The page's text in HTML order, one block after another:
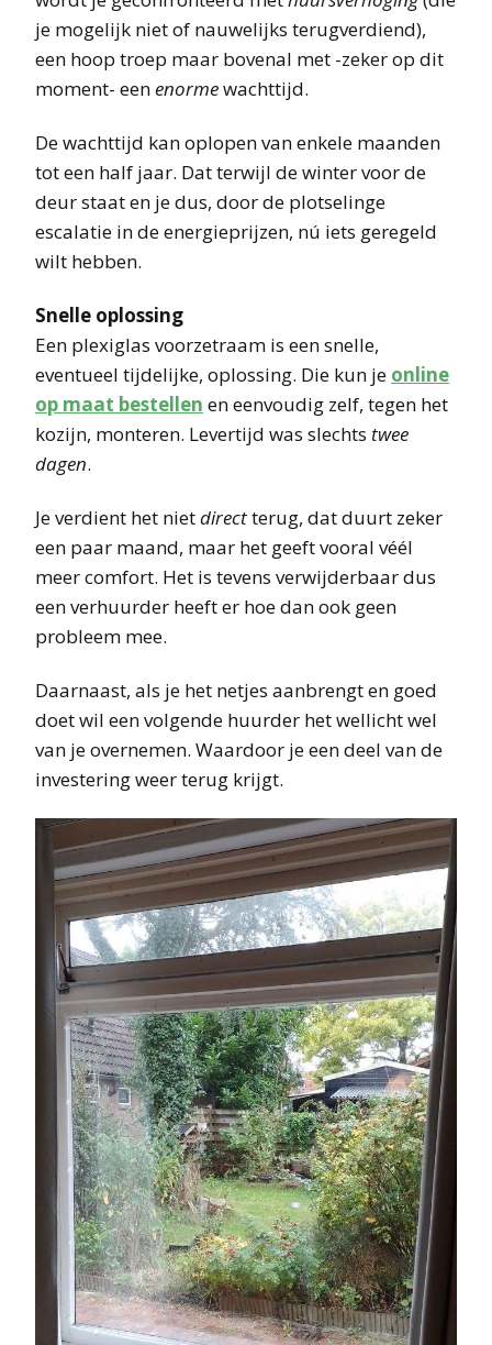
je mogelijk niet of nauwelijks terugverdiend),
een hoop troep maar bovenal met -zeker op dit
moment- eenenormewachttijd.
De wachttijd kan oplopen van enkele maanden
tot een half jaar. Dat terwijl de winter voor de
deur staat en je dus, door de plotselinge
escalatie in de energieprijzen, nú iets geregeld
wilt hebben.
Snelle oplossing
Een plexiglas voorzetraam is een snelle,
eventueel tijdelijke, oplossing. Die kun je online
op maat bestellen en eenvoudig zelf, tegen het
kozijn, monteren. Levertijd was slechts twee
dagen.
Je verdient het nietdirectterug, dat duurt zeker
een paar maand, maar het geeft vooral véél
meer comfort. Het is tevens verwijderbaar dus
een verhuurder heeft er hoe dan ook geen
probleem mee.
Daarnaast, als je het netjes aanbrengt en goed
doet wil een volgende huurder het wellicht wel
van je overnemen. Waardoor je een deel van de
investering weer terug krijgt.